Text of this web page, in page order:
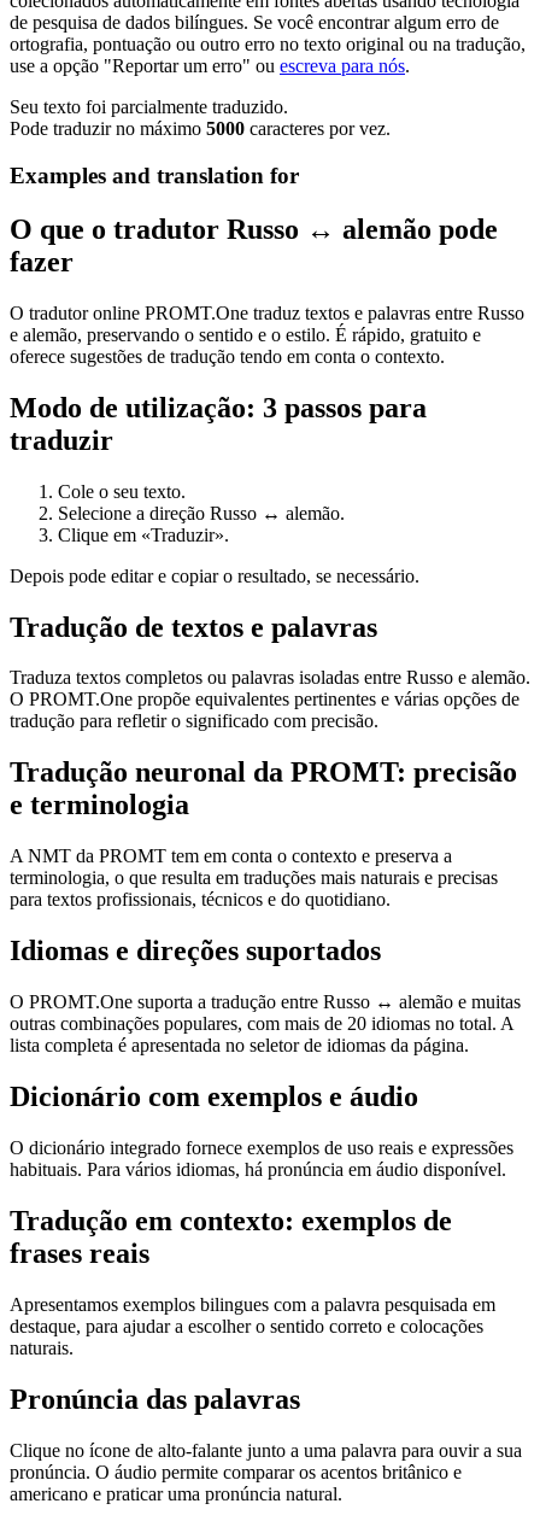
de pesquisa de dados bilíngues. Se você encontrar algum erro de
ortografia, pontuação ou outro erro no texto original ou na tradução,
use a opção "Reportar um erro" ou escreva para nós.
Seu texto foi parcialmente traduzido.
Pode traduzir no máximo 5000 caracteres por vez.
Examples and translation for
O que o tradutor Russo ↔ alemão pode
fazer
O tradutor online PROMT.One traduz textos e palavras entre Russo
e alemão, preservando o sentido e o estilo. É rápido, gratuito e
oferece sugestões de tradução tendo em conta o contexto.
Modo de utilização: 3 passos para
traduzir
Cole o seu texto.
Selecione a direção Russo ↔ alemão.
Clique em «Traduzir».
Depois pode editar e copiar o resultado, se necessário.
Tradução de textos e palavras
Traduza textos completos ou palavras isoladas entre Russo e alemão.
O PROMT.One propõe equivalentes pertinentes e várias opções de
tradução para refletir o significado com precisão.
Tradução neuronal da PROMT: precisão
e terminologia
A NMT da PROMT tem em conta o contexto e preserva a
terminologia, o que resulta em traduções mais naturais e precisas
para textos profissionais, técnicos e do quotidiano.
Idiomas e direções suportados
O PROMT.One suporta a tradução entre Russo ↔ alemão e muitas
outras combinações populares, com mais de 20 idiomas no total. A
lista completa é apresentada no seletor de idiomas da página.
Dicionário com exemplos e áudio
O dicionário integrado fornece exemplos de uso reais e expressões
habituais. Para vários idiomas, há pronúncia em áudio disponível.
Tradução em contexto: exemplos de
frases reais
Apresentamos exemplos bilingues com a palavra pesquisada em
destaque, para ajudar a escolher o sentido correto e colocações
naturais.
Pronúncia das palavras
Clique no ícone de alto-falante junto a uma palavra para ouvir a sua
pronúncia. O áudio permite comparar os acentos britânico e
americano e praticar uma pronúncia natural.